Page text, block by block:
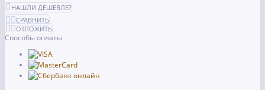
НАШЛИ ДЕШЕВЛЕ?
СРАВНИТЬ
ОТЛОЖИТЬ
Способы оплаты